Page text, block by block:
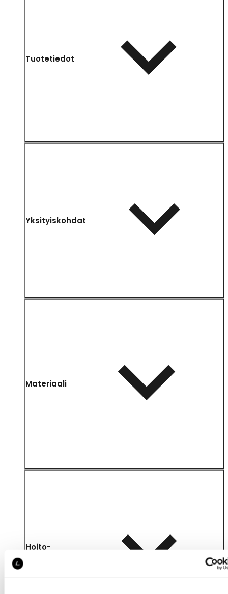
Tuotetiedot
Yksityiskohdat
Materiaali
Hoito-